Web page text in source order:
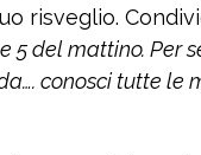
risveglio.
5 del mattino. Per
conosci tutte le